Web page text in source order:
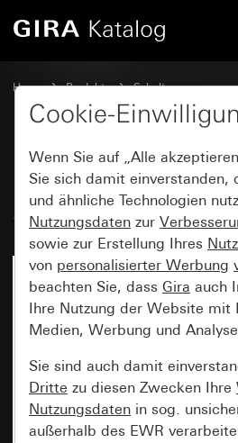
Home Produkte Schalterprogramme
Schalten und Tasten
Hotel-Card-
Schließer 1-polig
Cookie-
Wenn Sie auf „Alle
Sie sich damit einverstanden,
und ähnliche Technologien
Nutzungsdaten zur
sowie zur Erstellung Ihres
von personalisierter Werbung
beachten Sie, dass Gira auch
Ihre Nutzung der Website mit
Medien, Werbung und
Sie sind auch damit
Dritte zu diesen Zwecken Ihre
Nutzungsdaten in sog.
außerhalb des EWR